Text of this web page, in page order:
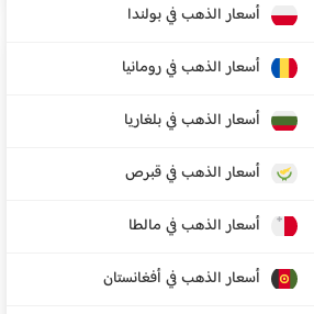
أسعار الذهب في بولندا
أسعار الذهب في رومانيا
أسعار الذهب في بلغاريا
أسعار الذهب في قبرص
أسعار الذهب في مالطا
أسعار الذهب في أفغانستان